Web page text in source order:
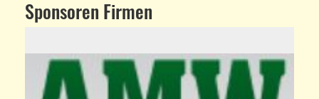
Sponsoren Firmen